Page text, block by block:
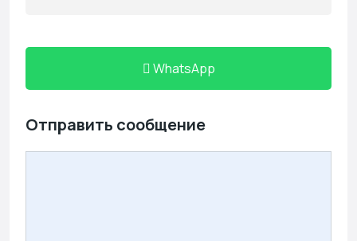
WhatsApp
Отправить сообщение